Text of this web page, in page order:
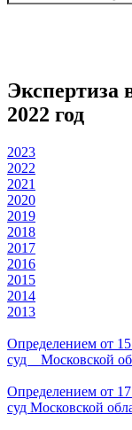
Экспертиза
2022 год​
2023
2022
2021
2020
2019
2018
2017
2016
2015
2014
2013
Определением от
суд Московской
Определением от
суд Московской